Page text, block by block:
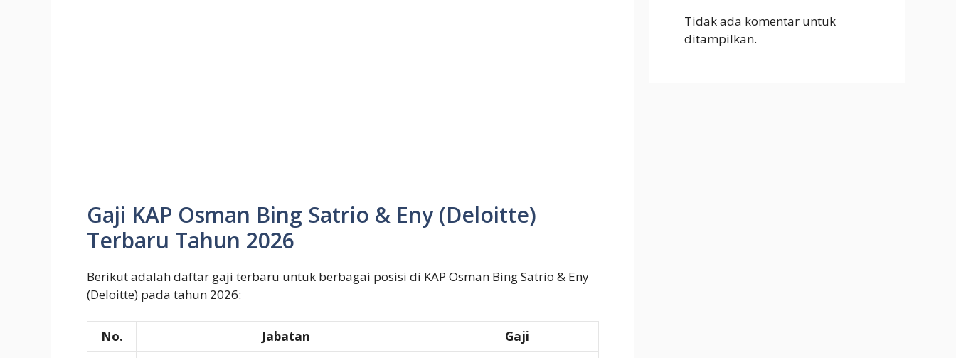
Gaji KAP Osman Bing Satrio & Eny (Deloitte)
Terbaru Tahun 2026
Berikut adalah daftar gaji terbaru untuk berbagai posisi di KAP Osman Bing Satrio & Eny
(Deloitte) pada tahun 2026:
No. Jabatan
Gaji
Tidak ada komentar untuk
ditampilkan.